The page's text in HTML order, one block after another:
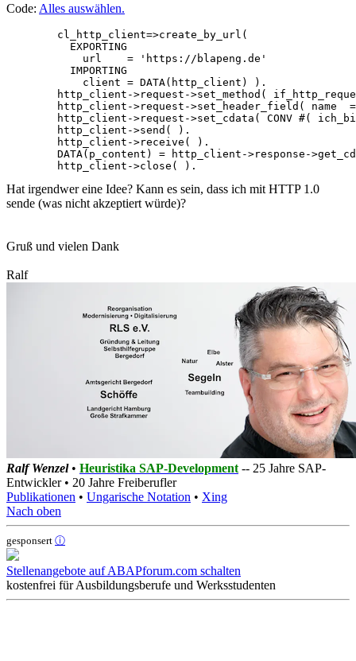
Code: Alles auswählen.
        cl_http_client=>create_by_url(
          EXPORTING
            url    = 'https://blapeng.de'
          IMPORTING
            client = DATA(http_client) ).
http_client->request->set_method(
http_client->request->set_header_field( name
http_client->request->set_cdata( CONV #(
        http_client->send( ).
        http_client->receive( ).
DATA(p_content) = http_client->response-
Hat irgendwer eine Idee? Kann es sein, dass ich mit HTTP 1.0
sende (was nicht akzeptiert würde)?
Gruß und vielen Dank
Ralf
Ralf Wenzel• Heuristika SAP-Development -- 25 Jahre SAP-
Entwickler • 20 Jahre Freiberufler
Publikationen • Ungarische Notation • Xing
Nach oben
gesponsert ⓘ
Stellenangebote auf ABAPforum.com schalten
kostenfrei für Ausbildungsberufe und Werksstudenten